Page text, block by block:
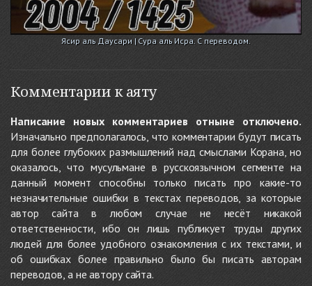
Ясир аль Даусари | Сура аль Исра. С переводом.
Комментарии к аяту
Написание новых комментариев отныне отключено.
Изначально предполагалось, что комментарии будут писать
для более глубоких размышлений над смыслами Корана, но
оказалось, что мусульмане в русскоязычном сегменте на
данный момент способны только писать про какие-то
незначительные ошибки в текстах переводов, за которые
автор сайта в любом случае не несёт никакой
ответственности, ибо он лишь публикует труды других
людей для более удобного ознакомления с их текстами, и
об ошибках более правильно было бы писать авторам
переводов, а не автору сайта.